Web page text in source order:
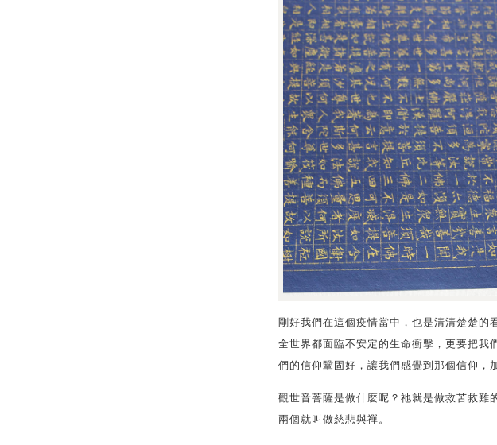
剛好我們在這個疫情當中，也是清清楚楚
全世界都面臨不安定的生命衝擊，更要把我
們的信仰鞏固好，讓我們感覺到那個信仰，
觀世音菩薩是做什麼呢？祂就是做救苦救難
兩個就叫做慈悲與禪。